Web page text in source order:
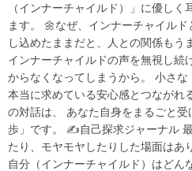
（インナーチャイルド）」に優し
ます。 🌼なぜ、インナーチャイル
し込めたままだと、人との関係もう
インナーチャイルドの声を無視し続
からなくなってしまうから。 小さな
本当に求めている安心感とつながれ
の対話は、 あなた自身をまるごと
歩」です。 ✍️自己探求ジャーナル
たり、モヤモヤしたりした場面はあ
自分（インナーチャイルド）はどん